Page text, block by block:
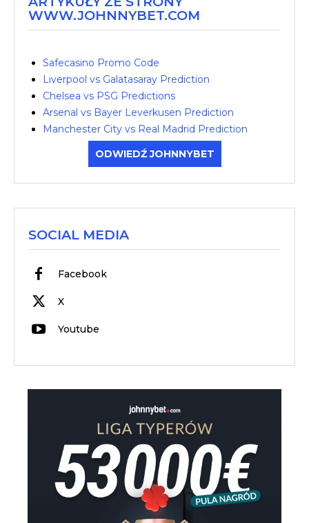
WWW.JOHNNYBET.COM
Safecasino Promo Code
Liverpool vs Galatasaray Prediction
Chelsea vs PSG Predictions
Arsenal vs Bayer Leverkusen Prediction
Manchester City vs Real Madrid Prediction
ODWIEDŹ JOHNNYBET
SOCIAL MEDIA
Facebook
X
Youtube